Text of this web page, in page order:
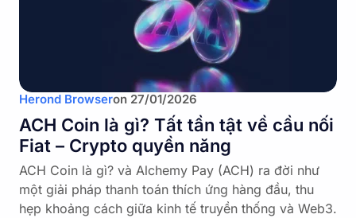
Herond Browseron 27/01/2026
ACH Coin là gì? Tất tần tật về cầu nối
Fiat – Crypto quyền năng
ACH Coin là gì? và Alchemy Pay (ACH) ra đời như
một giải pháp thanh toán thích ứng hàng đầu, thu
hẹp khoảng cách giữa kinh tế truyền thống và Web3.